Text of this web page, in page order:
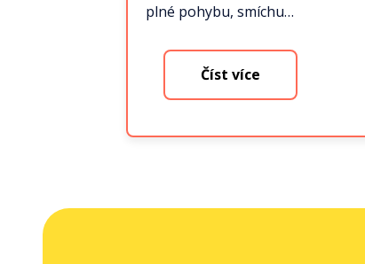
plné pohybu, smíchu…
Číst více